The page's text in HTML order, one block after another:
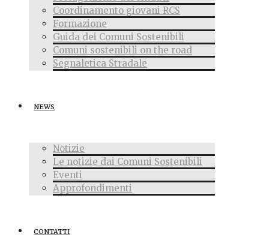
Coordinamento giovani RCS
Formazione
Guida dei Comuni Sostenibili
Comuni sostenibili on the road
Segnaletica Stradale
NEWS
Notizie
Le notizie dai Comuni Sostenibili
Eventi
Approfondimenti
CONTATTI